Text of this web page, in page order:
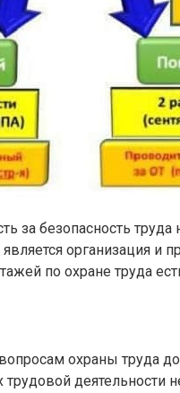
за безопасность
является организация и
по охране труда
охраны труда
трудовой деятельности